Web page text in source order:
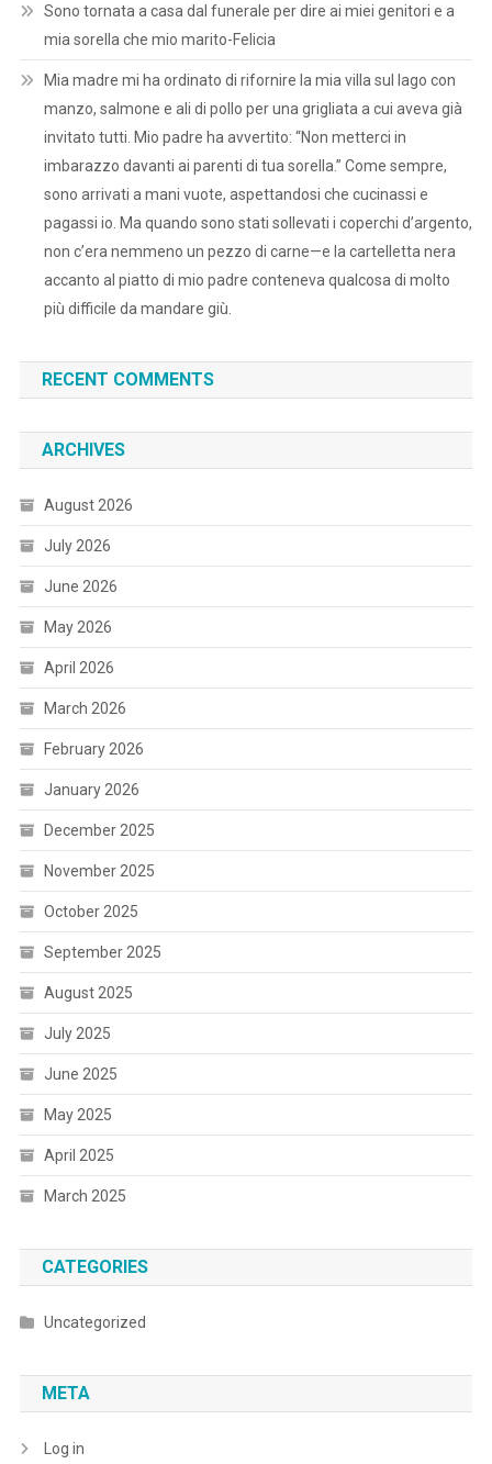
Sono tornata a casa dal funerale per dire ai miei genitori e a
mia sorella che mio marito-Felicia
Mia madre mi ha ordinato di rifornire la mia villa sul lago con
manzo, salmone e ali di pollo per una grigliata a cui aveva già
invitato tutti. Mio padre ha avvertito: “Non metterci in
imbarazzo davanti ai parenti di tua sorella.” Come sempre,
sono arrivati a mani vuote, aspettandosi che cucinassi e
pagassi io. Ma quando sono stati sollevati i coperchi d’argento,
non c’era nemmeno un pezzo di carne—e la cartelletta nera
accanto al piatto di mio padre conteneva qualcosa di molto
più difficile da mandare giù.
RECENT COMMENTS
ARCHIVES
August 2026
July 2026
June 2026
May 2026
April 2026
March 2026
February 2026
January 2026
December 2025
November 2025
October 2025
September 2025
August 2025
July 2025
June 2025
May 2025
April 2025
March 2025
CATEGORIES
Uncategorized
META
Log in